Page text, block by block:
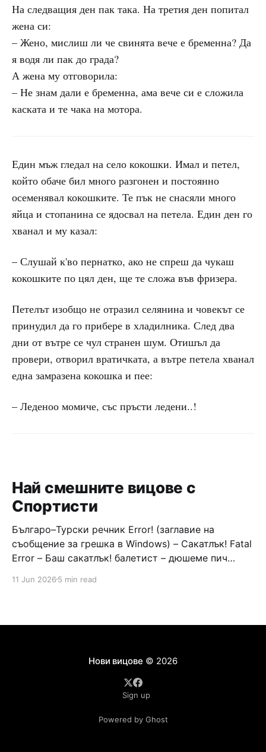
На следващия ден пак така. На третия ден попитал
жена си:
– Жено, мислиш ли че свинята вече е бременна? Да
я водя ли пак до града?
А жена му отговорила:
– Не знам дали е бременна, ама вече си е сложила
каската и те чака на мотора.
Един мъж гледал на село кокошки. Имал и петел,
който обаче бил много разгонен и постоянно
осеменявал кокошките. Те пък не снасяли много
яйца и стопанина се ядосвал на петела. Един ден го
хванал и му казал:
– Слушай к'во пернатко, ако не спреш да чукаш
кокошките по цял ден, ще те сложа във фризера.
Петелът изобщо не отразил селянина и човекът се
принудил да го прибере в хладилника. След два
дни от вътре се чул странен шум. Отишъл да
провери, отворил вратичката, а вътре петела хванал
една замразена кокошка и пее:
– Леденоо момиче, със пръсти ледени..!
Най смешните вицове с
Спортисти
Българо–Турски речник Error! (заглавие на
съобщение за грешка в Windows) – Сакатлък! Fatal
Error – Баш сакатлък! балетист – дюшеме пич
Война и мир – Патаклама и рахатлък Cancel –
дявола – дур базик шаркан бабана сакатлък Двама
11 Jun 2026 5 min read
Нови вицове © 2026
Sign up
Powered by Ghost